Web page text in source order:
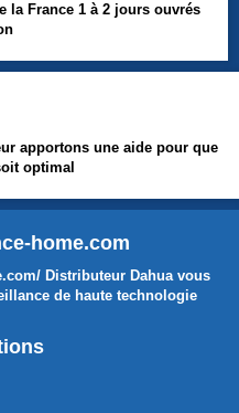
la France 1 à 2 jours ouvrés
apportons une aide pour que
optimal
home.com
Distributeur Dahua vous
de haute technologie